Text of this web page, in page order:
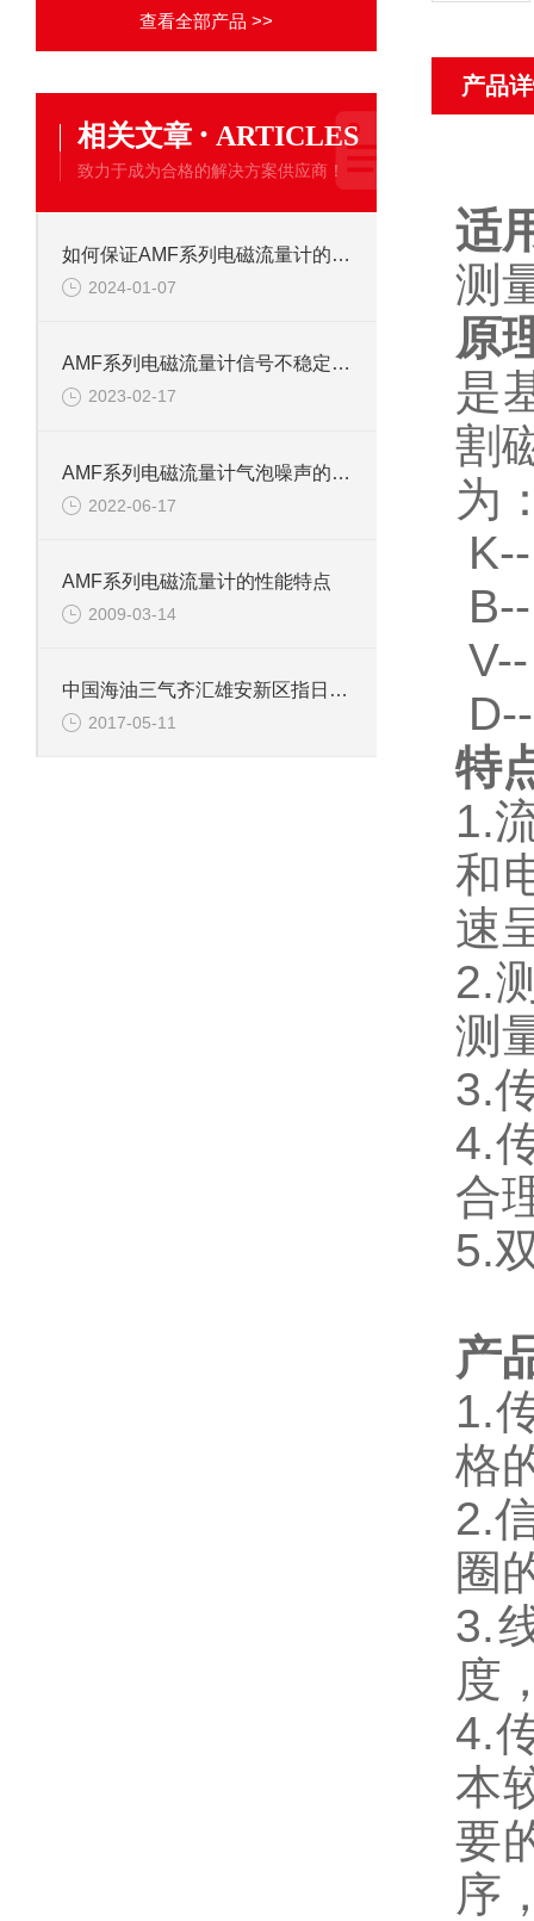
查看全部产品 >>
相关文章 · ARTICLES
致力于成为合格的解决方案供应商！
如何保证AMF系列电磁流量计的测量精度
2024-01-07
AMF系列电磁流量计信号不稳定三大原因
2023-02-17
AMF系列电磁流量计气泡噪声的解决方法
2022-06-17
AMF系列电磁流量计的性能特点
2009-03-14
中国海油三气齐汇雄安新区指日可待
2017-05-11
产品
适
测
原
是
割
为
K
B
V
D
特
1.
和
速
2.
测
3.
4.
合
5.
产
1.
格
2.
圈
3.
度
4.
本
要
序